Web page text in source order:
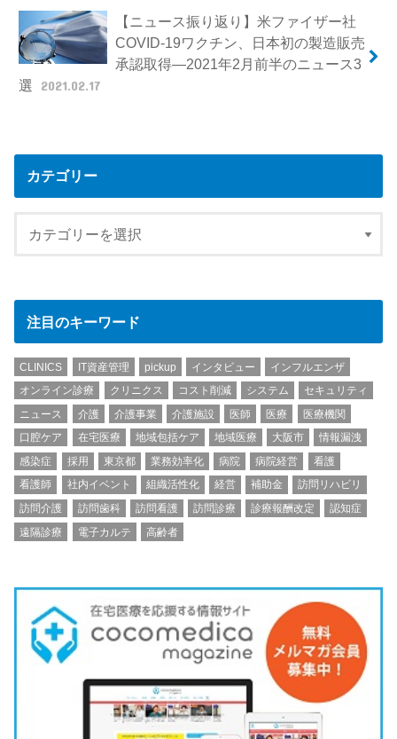
【ニュース振り返り】米ファイザー社
COVID-19ワクチン、日本初の製造販売
承認取得―2021年2月前半のニュース3
選
2021.02.17
カテゴリー
注目のキーワード
CLINICS IT資産管理 pickup インタビュー
インフルエンザ
オンライン診療
クリニクス コスト削減 システム
セキュリティ
ニュース
介護 介護事業 介護施設 医師 医療
医療機関
口腔ケア
在宅医療 地域包括ケア 地域医療 大阪市
情報漏洩
感染症
採用 東京都 業務効率化 病院 病院経営
看護
看護師
社内イベント 組織活性化 経営 補助金
訪問リハビリ
訪問介護
訪問歯科 訪問看護 訪問診療 診療報酬改定
認知症
遠隔診療
電子カルテ 高齢者